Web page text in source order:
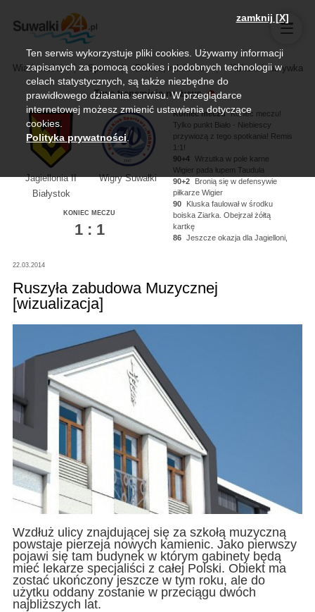
Wiadomości Sport Biznes, rolnictwo Kultura i rozrywka
Trwa transmisja na żywo
Jagiellonia II
Białystok
Wigry Suwałki
KONIEC MECZU
1 : 1
Koniec meczu Koniec meczu!
Tylko punkt Biało - Niebiescy
przywiozą z tego spotkania! Remis
1:1!
90+4
Wrzutka w pole karne
Wigier pada łupem Taudula
90+2
Bronią się w defensywie
piłkarze Wigier
90
Kluska faulował w środku
boiska Ziarka. Obejrzał żółtą
kartkę
86
Jeszcze okazja dla Jagielloni,
Noworyty, strzał niecelny!
22.03.2014
Ruszyła zabudowa Muzycznej
[wizualizacja]
Wzdłuż ulicy znajdującej się za szkołą muzyczną
powstaje pierzeja nowych kamienic. Jako pierwszy
pojawi się tam budynek w którym gabinety będą
mieć lekarze specjaliści z całej Polski. Obiekt ma
zostać ukończony jeszcze w tym roku, ale do
użytku oddany zostanie w przeciągu dwóch
najbliższych lat.
zamknij [X]
Ten serwis wykorzystuje pliki cookies. Używamy informacji
zapisanych za pomocą cookies i podobnych technologii w
celach statystycznych, są także niezbędne do
prawidłowego działania serwisu. W przeglądarce
internetowej możesz zmienić ustawienia dotyczące
cookies.
Polityka prywatności.